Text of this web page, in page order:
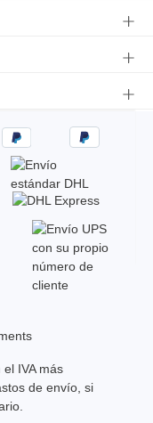
IVA más
de envío, si